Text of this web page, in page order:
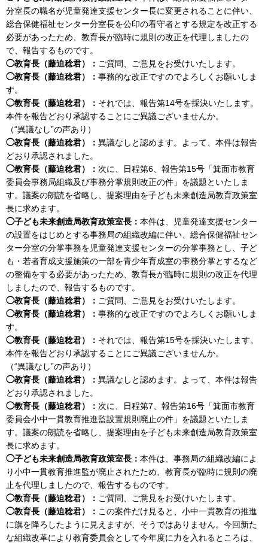
分室長の職名が児童発達支援センター長に変更されることに伴い、
総合保健福祉センター分室長を公印の看守者とする規定を改正する
必要があったため、教育長が臨時に規則の改正を代理しましたの
で、報告するものです。
◯教育長（藤迫稔君）： ご質問、ご意見をお受けいたします。
◯教育長（藤迫稔君）： 事務的な改正ですのでよろしくお願いしま
す。
◯教育長（藤迫稔君）： それでは、報告第14号を採決いたします。
本件を報告どおり承認することにご異議ございませんか。
（“異議なし”の声あり）
◯教育長（藤迫稔君）： 異議なしと認めます。よって、本件は報告
どおり承認されました。
◯教育長（藤迫稔君）： 次に、日程第6、報告第15号「箕面市教育
委員会事務局組織及び事務分掌規則改正の件」を議題といたしま
す。議案の朗読を省略し、提案理由を子ども未来創造局教育政策室
長に求めます。
◯子ども未来創造局教育政策室長： 本件は、児童発達支援センター
の設置をはじめとする事務局の組織改編に伴い、総合保健福祉セン
ター分室の分掌事務を児童発達支援センターの分掌事務とし、子ど
も・若者育成支援施策の一部を青少年育成室の事務分掌とするなど
の整備をする必要があったため、教育長が臨時に規則の改正を代理
しましたので、報告するものです。
◯教育長（藤迫稔君）： ご質問、ご意見をお受けいたします。
◯教育長（藤迫稔君）： 事務的な改正ですのでよろしくお願いしま
す。
◯教育長（藤迫稔君）： それでは、報告第15号を採決いたします。
本件を報告どおり承認することにご異議ございませんか。
（“異議なし”の声あり）
◯教育長（藤迫稔君）： 異議なしと認めます。よって、本件は報告
どおり承認されました。
◯教育長（藤迫稔君）： 次に、日程第7、報告第16号「箕面市教育
委員会小中一貫教育推進監設置規則廃止の件」を議題といたしま
す。議案の朗読を省略し、提案理由を子ども未来創造局教育政策室
長に求めます。
◯子ども未来創造局教育政策室長： 本件は、事務局の組織改編によ
り小中一貫教育推進監が廃止されたため、教育長が臨時に規則の廃
止を代理しましたので、報告するものです。
◯教育長（藤迫稔君）： ご質問、ご意見をお受けいたします。
◯教育長（藤迫稔君）： この案件だけ見ると、小中一貫教育の推進
に旗を降ろしたように見えますが、そうではありません。今回新た
な組織改革により教育委員会として今年度に力を入れるところは、